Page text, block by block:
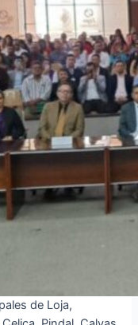
de Loja,